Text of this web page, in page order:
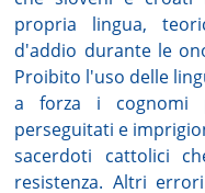
propria lingua,
d'addio durante le
Proibito l'uso delle
a forza i cognomi
perseguitati e
sacerdoti cattolici
resistenza. Altri